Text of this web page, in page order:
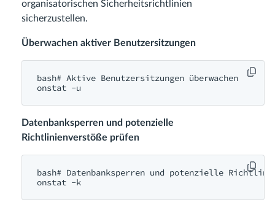
organisatorischen Sicherheitsrichtlinien
sicherzustellen.
Überwachen aktiver Benutzersitzungen
bash# Aktive Benutzersitzungen überwachen
onstat -u
Datenbanksperren und potenzielle
Richtlinienverstöße prüfen
bash# Datenbanksperren und potenzielle
onstat -k